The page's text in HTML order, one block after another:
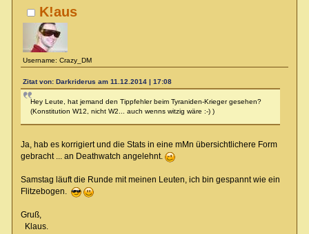
K!aus
Username: Crazy_DM
Zitat von: Darkriderus am 11.12.2014 | 17:08
Hey Leute, hat jemand den Tippfehler beim Tyraniden-Krieger gesehen?
(Konstitution W12, nicht W2... auch wenns witzig wäre :-) )
Ja, hab es korrigiert und die Stats in eine mMn übersichtlichere Form
gebracht ... an Deathwatch angelehnt.
Samstag läuft die Runde mit meinen Leuten, ich bin gespannt wie ein
Flitzebogen.
Gruß,
Klaus.